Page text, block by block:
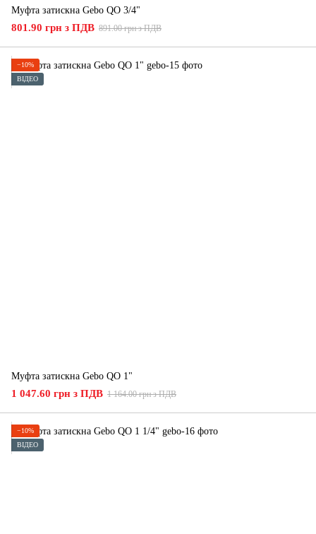
Муфта затискна Gebo QO 3/4"
801.90 грн з ПДВ 891.00 грн з ПДВ
−10%
ВІДЕО
Муфта затискна Gebo QO 1"
1 047.60 грн з ПДВ 1 164.00 грн з ПДВ
−10%
ВІДЕО